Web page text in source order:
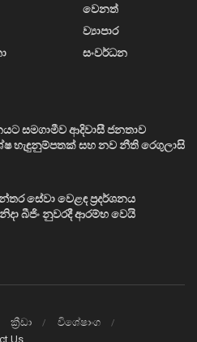
වෙනත්
ව්‍යාපාර
සංවර්ධන
සමගාමීව ආදිවාසී ජනතාව
හැඳුනුම්පතක් සහ නව නීති රෙගුලාසි
සේවා වෙළඳ ප්‍රදර්ශනය
බීජිං නුවරදී ආරම්භ වෙයි
ක්‍රීඩා
විශේෂාංග
Us